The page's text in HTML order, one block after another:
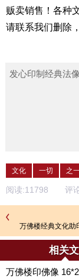
贩卖销售！ 各种
请联系我们删除
发心印制经典法
文化 一切 之
阅读:11798 评
万佛楼经典文化助
相关
万佛楼印佛像